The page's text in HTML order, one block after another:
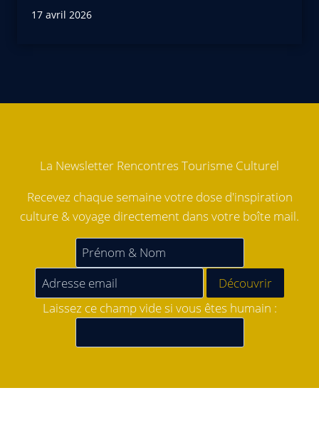
17 avril 2026
La Newsletter Rencontres Tourisme Culturel
Recevez chaque semaine votre dose d'inspiration
culture & voyage directement dans votre boîte mail.
Laissez ce champ vide si vous êtes humain :